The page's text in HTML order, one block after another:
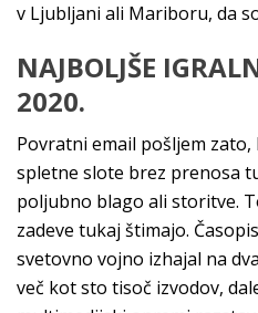
v Ljubljani ali Mariboru, da
NAJBOLJŠE
2020.
Povratni email pošljem
spletne slote brez prenosa
poljubno blago ali storitve.
zadeve tukaj štimajo.
svetovno vojno izhajal na
več kot sto tisoč izvodov,